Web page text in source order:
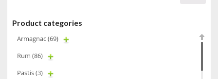
Product categories
Armagnac(69)
Rum (86)
Pastis(3)